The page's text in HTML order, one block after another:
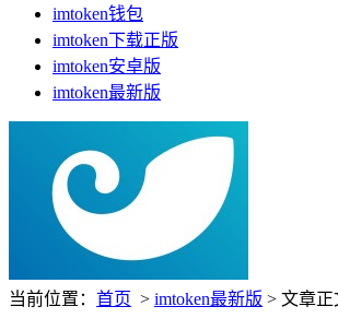
imtoken钱包
imtoken下载正版
imtoken安卓版
imtoken最新版
当前位置： 首页 > imtoken最新版 > 文章正